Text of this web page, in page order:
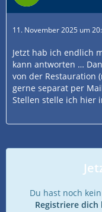
11. November 2025 um
Jetzt hab ich endlich
kann antworten …
von der Restauration
gerne separat per
Stellen stelle ich hier
Du hast noch
Registriere dich